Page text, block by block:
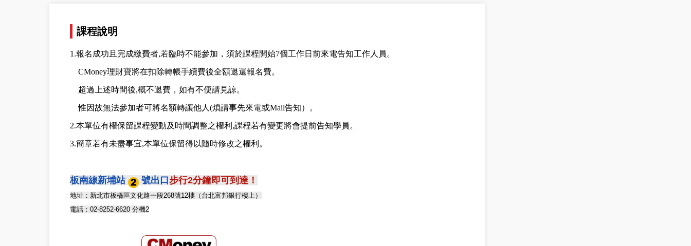
課程說明
1.報名成功且完成繳費者,若臨時不能參加，須於課程開始7個工作日前來電告知工作人員。
CMoney理財寶將在扣除轉帳手續費後全額退還報名費。
超過上述時間後,概不退費，如有不便請見諒。
惟因故無法參加者可將名額轉讓他人(煩請事先來電或Mail告知）。
2.本單位有權保留課程變動及時間調整之權利,課程若有變更將會提前告知學員。
3.簡章若有未盡事宜,本單位保留得以隨時修改之權利。
板南線新埔站 號出口 步行2分鐘即可到達！
地址：新北市板橋區文化路一段268號12樓（台北富邦銀行樓上）
電話：02-8252-6620 分機2